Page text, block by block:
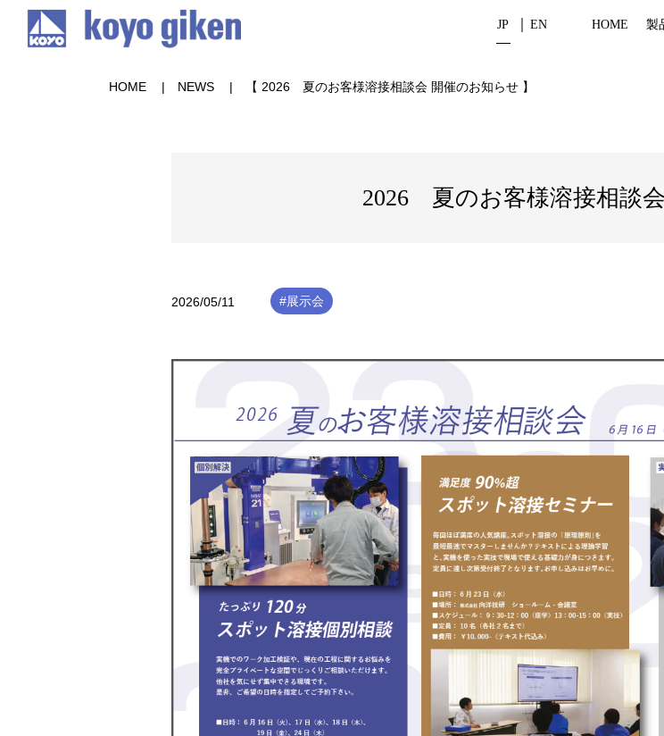
JP EN HOME 製
HOME NEWS 【 2026 夏のお客様溶接相談会 開催のお知らせ 】
2026 夏のお客様溶接相談
2026/05/11 #展示会